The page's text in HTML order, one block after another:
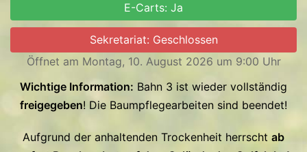
E-Carts: Ja
Sekretariat: Geschlossen
Öffnet am Montag, 10. August 2026 um 9:00 Uhr
Wichtige Information: Bahn 3 ist wieder vollständig
freigegeben! Die Baumpflegearbeiten sind beendet!
Aufgrund der anhaltenden Trockenheit herrscht ab